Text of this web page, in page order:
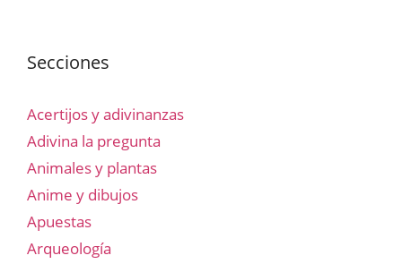
Secciones
Acertijos y adivinanzas
Adivina la pregunta
Animales y plantas
Anime y dibujos
Apuestas
Arqueología